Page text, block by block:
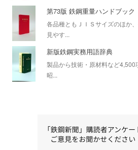
第73版 鉄鋼重量ハンドブック
各品種ともＪＩＳサイズのほか
見やす...
新版鉄鋼実務用語辞典
製品から技術・原材料など4,500
昭...